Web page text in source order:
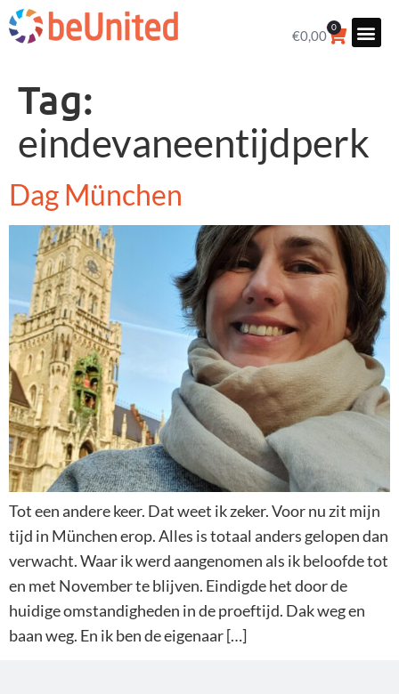
€0,00
0
Tag:
eindevaneentijdperk
Dag München
Tot een andere keer. Dat weet ik zeker. Voor nu zit mijn
tijd in München erop. Alles is totaal anders gelopen dan
verwacht. Waar ik werd aangenomen als ik beloofde tot
en met November te blijven. Eindigde het door de
huidige omstandigheden in de proeftijd. Dak weg en
baan weg. En ik ben de eigenaar […]